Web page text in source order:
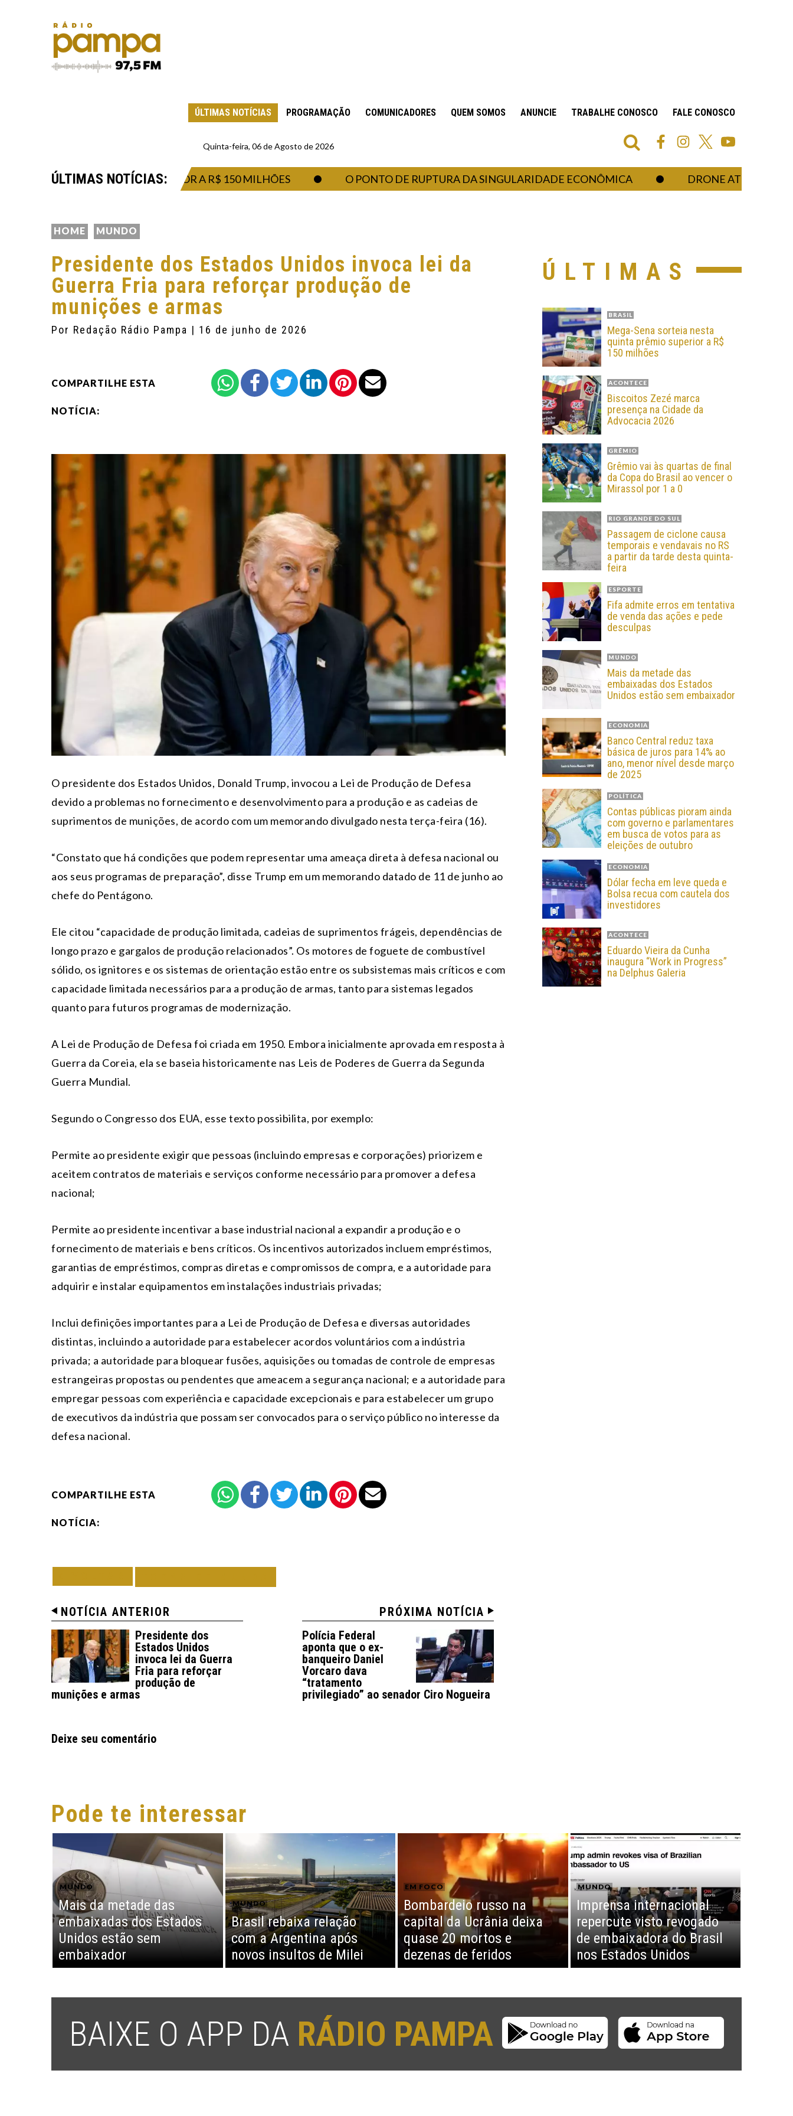
ÚLTIMAS NOTÍCIAS PROGRAMAÇÃO COMUNICADORES QUEM SOMOS ANUNCIE TRABALHE CONOSCO FALE CONOSCO
Quinta-feira, 06 de Agosto de 2026
ÚLTIMAS NOTÍCIAS:
QUINTA PRÊMIO SUPERIOR A R$ 150 MILHÕES O PONTO DE RUPTURA DA SINGULARIDADE ECONÔMICA DRONE ATIRADOR
HOME MUNDO
Presidente dos Estados Unidos invoca lei da
Guerra Fria para reforçar produção de
munições e armas
Por Redação Rádio Pampa | 16 de junho de 2026
COMPARTILHE ESTA
NOTÍCIA:
O presidente dos Estados Unidos, Donald Trump, invocou a Lei de Produção de Defesa
devido a problemas no fornecimento e desenvolvimento para a produção e as cadeias de
suprimentos de munições, de acordo com um memorando divulgado nesta terça-feira (16).
“Constato que há condições que podem representar uma ameaça direta à defesa nacional ou
aos seus programas de preparação”, disse Trump em um memorando datado de 11 de junho ao
chefe do Pentágono.
Ele citou “capacidade de produção limitada, cadeias de suprimentos frágeis, dependências de
longo prazo e gargalos de produção relacionados”. Os motores de foguete de combustível
sólido, os ignitores e os sistemas de orientação estão entre os subsistemas mais críticos e com
capacidade limitada necessários para a produção de armas, tanto para sistemas legados
quanto para futuros programas de modernização.
A Lei de Produção de Defesa foi criada em 1950. Embora inicialmente aprovada em resposta à
Guerra da Coreia, ela se baseia historicamente nas Leis de Poderes de Guerra da Segunda
Guerra Mundial.
Segundo o Congresso dos EUA, esse texto possibilita, por exemplo:
Permite ao presidente exigir que pessoas (incluindo empresas e corporações) priorizem e
aceitem contratos de materiais e serviços conforme necessário para promover a defesa
nacional;
Permite ao presidente incentivar a base industrial nacional a expandir a produção e o
fornecimento de materiais e bens críticos. Os incentivos autorizados incluem empréstimos,
garantias de empréstimos, compras diretas e compromissos de compra, e a autoridade para
adquirir e instalar equipamentos em instalações industriais privadas;
Inclui definições importantes para a Lei de Produção de Defesa e diversas autoridades
distintas, incluindo a autoridade para estabelecer acordos voluntários com a indústria
privada; a autoridade para bloquear fusões, aquisições ou tomadas de controle de empresas
estrangeiras propostas ou pendentes que ameacem a segurança nacional; e a autoridade para
empregar pessoas com experiência e capacidade excepcionais e para estabelecer um grupo
de executivos da indústria que possam ser convocados para o serviço público no interesse da
defesa nacional.
COMPARTILHE ESTA
NOTÍCIA:
NOTÍCIA ANTERIOR
Presidente dos
Estados Unidos
invoca lei da Guerra
Fria para reforçar
produção de
munições e armas
PRÓXIMA NOTÍCIA
Polícia Federal
aponta que o ex-
banqueiro Daniel
Vorcaro dava
“tratamento
privilegiado” ao senador Ciro Nogueira
Deixe seu comentário
ÚLTIMAS
BRASIL
Mega-Sena sorteia nesta
quinta prêmio superior a R$
150 milhões
ACONTECE
Biscoitos Zezé marca
presença na Cidade da
Advocacia 2026
GRÊMIO
Grêmio vai às quartas de final
da Copa do Brasil ao vencer o
Mirassol por 1 a 0
RIO GRANDE DO SUL
Passagem de ciclone causa
temporais e vendavais no RS
a partir da tarde desta quinta-
feira
ESPORTE
Fifa admite erros em tentativa
de venda das ações e pede
desculpas
MUNDO
Mais da metade das
embaixadas dos Estados
Unidos estão sem embaixador
ECONOMIA
Banco Central reduz taxa
básica de juros para 14% ao
ano, menor nível desde março
de 2025
POLÍTICA
Contas públicas pioram ainda
com governo e parlamentares
em busca de votos para as
eleições de outubro
ECONOMIA
Dólar fecha em leve queda e
Bolsa recua com cautela dos
investidores
ACONTECE
Eduardo Vieira da Cunha
inaugura “Work in Progress”
na Delphus Galeria
Pode te interessar
MUNDO
Mais da metade das
embaixadas dos Estados
Unidos estão sem
embaixador
MUNDO
Brasil rebaixa relação
com a Argentina após
novos insultos de Milei
EM FOCO
Bombardeio russo na
capital da Ucrânia deixa
quase 20 mortos e
dezenas de feridos
MUNDO
Imprensa internacional
repercute visto revogado
de embaixadora do Brasil
nos Estados Unidos
BAIXE O APP DA RÁDIO PAMPA